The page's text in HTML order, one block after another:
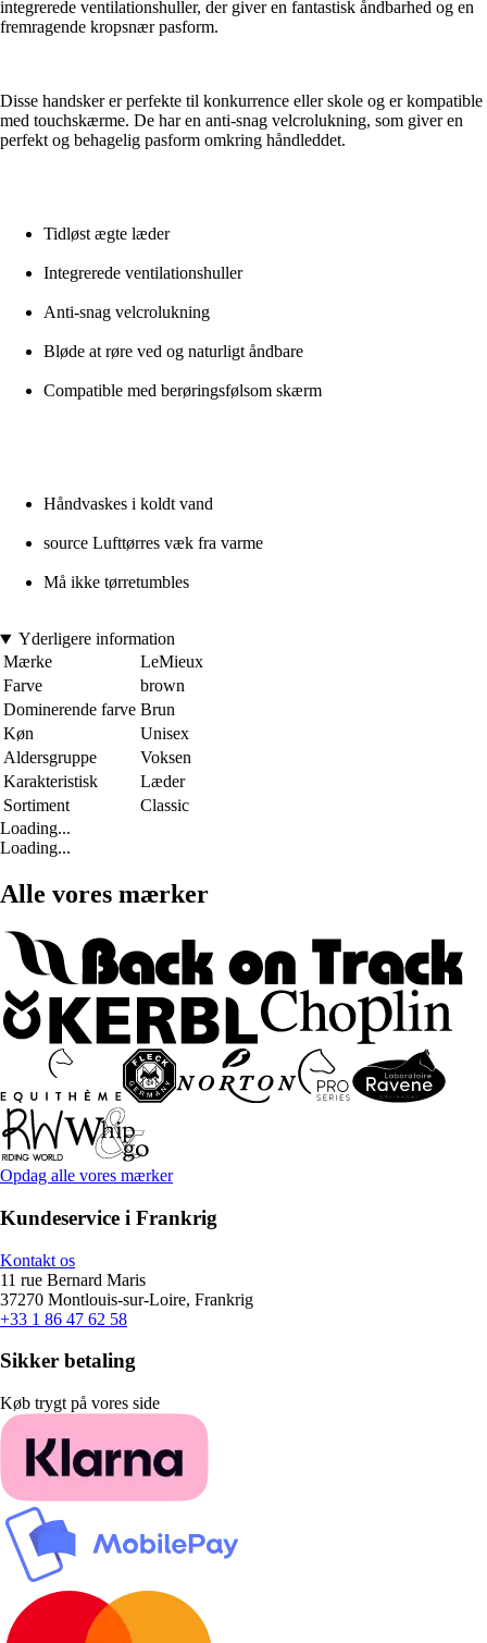
integrerede ventilationshuller, der giver en fantastisk åndbarhed og en
fremragende kropsnær pasform.
Disse handsker er perfekte til konkurrence eller skole og er kompatible
med touchskærme. De har en anti-snag velcrolukning, som giver en
perfekt og behagelig pasform omkring håndleddet.
Tidløst ægte læder
Integrerede ventilationshuller
Anti-snag velcrolukning
Bløde at røre ved og naturligt åndbare
Compatible med berøringsfølsom skærm
Håndvaskes i koldt vand
source Lufttørres væk fra varme
Må ikke tørretumbles
Yderligere information
Mærke
LeMieux
Farve
brown
Dominerende farve Brun
Køn
Unisex
Aldersgruppe
Voksen
Karakteristisk
Læder
Sortiment
Classic
Loading...
Loading...
Alle vores mærker
Opdag alle vores mærker
Kundeservice i Frankrig
Kontakt os
11 rue Bernard Maris
37270 Montlouis-sur-Loire, Frankrig
+33 1 86 47 62 58
Sikker betaling
Køb trygt på vores side